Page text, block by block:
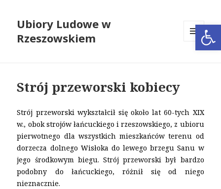
Ubiory Ludowe w
Rzeszowskiem
MENU
Strój przeworski kobiecy
Strój przeworski wykształcił się około lat 60-tych XIX
w., obok strojów łańcuckiego i rzeszowskiego, z ubioru
pierwotnego dla wszystkich mieszkańców terenu od
dorzecza dolnego Wisłoka do lewego brzegu Sanu w
jego środkowym biegu. Strój przeworski był bardzo
podobny do łańcuckiego, różnił się od niego
nieznacznie.